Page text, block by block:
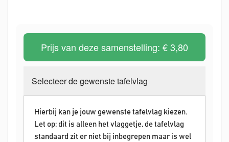
Prijs van deze samenstelling: € 3,80
Selecteer de gewenste tafelvlag
Hierbij kan je jouw gewenste tafelvlag kiezen.
Let op; dit is alleen het vlaggetje, de tafelvlag
standaard zit er niet bij inbegrepen maar is wel